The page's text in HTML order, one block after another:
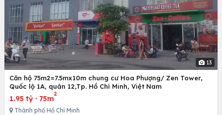
13
Căn hộ 75m2=7.5mx10m chung cư Hoa Phượng/ Zen Tower,
Quốc lộ 1A, quân 12,Tp. Hồ Chí Minh, Việt Nam
1.95 tỷ · 75m
2
Thành phố Hồ Chí Minh